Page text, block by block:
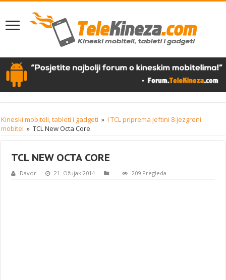
Kineski mobiteli, tableti i gadgeti » I TCL priprema jeftini 8-jezgreni
mobitel » TCL New Octa Core
TCL NEW OCTA CORE
Davor 21. Ožujak 2014 209 Pregleda